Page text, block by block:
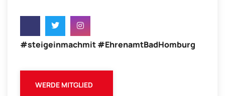
#steigeinmachmit #EhrenamtBadHomburg
WERDE MITGLIED